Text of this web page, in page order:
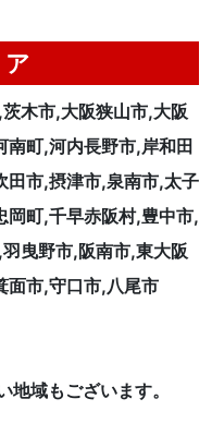
ア
木市,大阪狭山市,大阪
町,河内長野市,岸和田
田市,摂津市,泉南市,太子
町,千早赤阪村,豊中市,
曳野市,阪南市,東大阪
面市,守口市,八尾市
域もございます。